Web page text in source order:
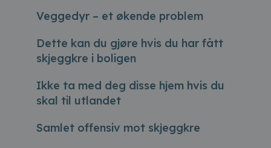
Veggedyr – et økende problem
Dette kan du gjøre hvis du har fått
skjeggkre i boligen
Ikke ta med deg disse hjem hvis du
skal til utlandet
Samlet offensiv mot skjeggkre